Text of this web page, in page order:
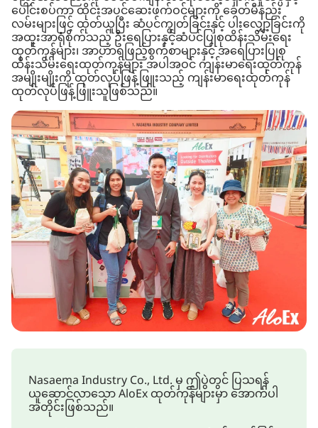
ပေါင်းစပ်ကာ ထိုင်းအပင်ဆေးဖက်ဝင်များကို ခေတ်မီနည်း
လမ်းများဖြင့် ထုတ်ယူပြီး ဆံပင်ကျွတ်ခြင်းနှင့် ပါးလျှော့ခြင်းကို
အထူးအာရုံစိုက်သည့် ဦးရေပြားနှင့်ဆံပင်ပြုစုထိန်းသိမ်းရေး
ထုတ်ကုန်များ၊ အာဟာရဖြည့်စွက်စာများနှင့် အရေပြားပြုစု
ထိန်းသိမ်းရေးထုတ်ကုန်များ အပါအဝင် ကျန်းမာရေးထုတ်ကုန်
အမျိုးမျိုးကို ထုတ်လုပ်ဖြန့်ဖြူးသည့် ကျန်းမာရေးထုတ်ကုန်
ထုတ်လုပ်ဖြန့်ဖြူးသူဖြစ်သည်။
Nasaema Industry Co., Ltd. မှ ဤပွဲတွင် ပြသရန်
ယူဆောင်လာသော AloEx ထုတ်ကုန်များမှာ အောက်ပါ
အတိုင်းဖြစ်သည်။